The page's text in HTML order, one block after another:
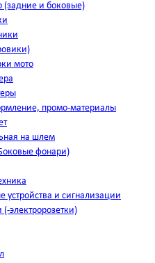
и боковые)
мото
промо-материалы
на шлем
фонари)
устройства и сигнализации
электророзетки)